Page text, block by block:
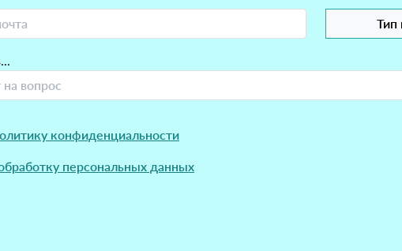
Тип
конфиденциальности
персональных данных